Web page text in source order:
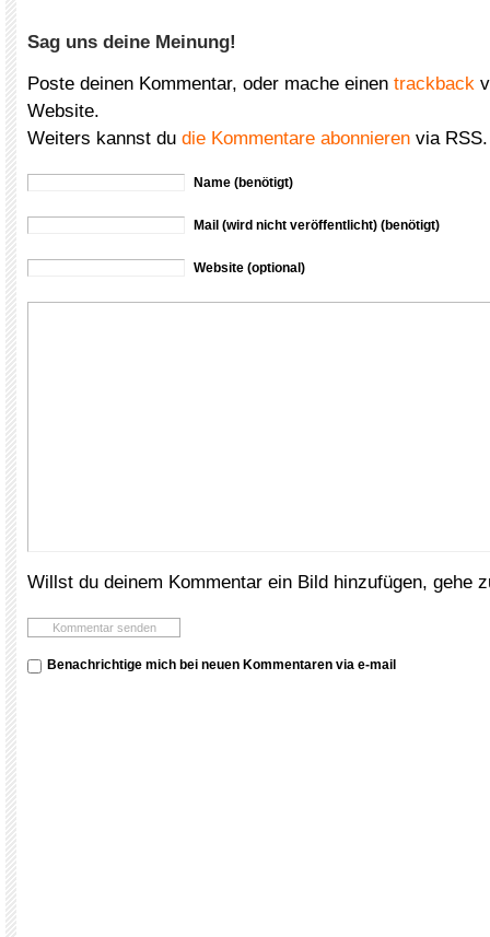
Sag uns deine Meinung!
Poste deinen Kommentar, oder mache einen trackback
Website.
Weiters kannst du die Kommentare abonnieren via RSS.
Name (benötigt)
Mail (wird nicht veröffentlicht) (benötigt)
Website (optional)
Willst du deinem Kommentar ein Bild hinzufügen, gehe
Benachrichtige mich bei neuen Kommentaren via e-mail